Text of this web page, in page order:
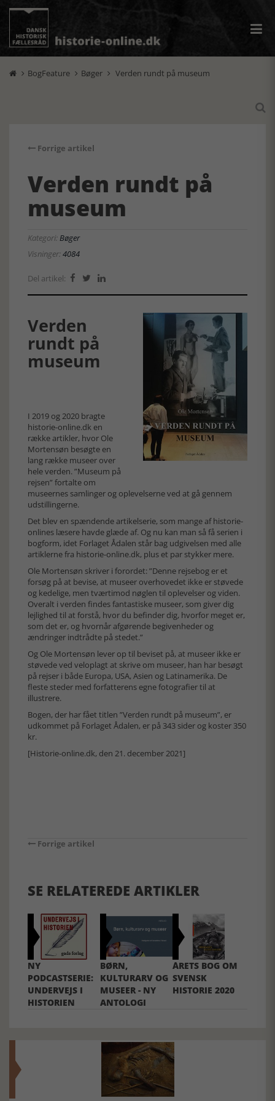
 BogFeature  Bøger  Verden rundt på museum

Forrige artikel
Verden rundt på
museum
Kategori:Bøger
Visninger:4084
Del artikel:   
Verden
rundt på
museum
I 2019 og 2020 bragte
historie-online.dk en
række artikler, hvor Ole
Mortensøn besøgte en
lang række museer over
hele verden. ”Museum på
rejsen” fortalte om
museernes samlinger og oplevelserne ved at gå gennem
udstillingerne.
Det blev en spændende artikelserie, som mange af historie-
onlines læsere havde glæde af. Og nu kan man så få serien i
bogform, idet Forlaget Ådalen står bag udgivelsen med alle
artiklerne fra historie-online.dk, plus et par stykker mere.
Ole Mortensøn skriver i forordet: ”Denne rejsebog er et
forsøg på at bevise, at museer overhovedet ikke er støvede
og kedelige, men tværtimod nøglen til oplevelser og viden.
Overalt i verden findes fantastiske museer, som giver dig
lejlighed til at forstå, hvor du befinder dig, hvorfor meget er,
som det er, og hvornår afgørende begivenheder og
ændringer indtrådte på stedet.”
Og Ole Mortensøn lever op til beviset på, at museer ikke er
støvede ved veloplagt at skrive om museer, han har besøgt
på rejser i både Europa, USA, Asien og Latinamerika. De
fleste steder med forfatterens egne fotografier til at
illustrere.
Bogen, der har fået titlen ”Verden rundt på museum”, er
udkommet på Forlaget Ådalen, er på 343 sider og koster 350
kr.
[Historie-online.dk, den 21. december 2021]
Forrige artikel
SE RELATEREDE ARTIKLER
NY
PODCASTSERIE:
UNDERVEJS I
HISTORIEN
BØRN,
KULTURARV OG
MUSEER - NY
ANTOLOGI
ÅRETS BOG OM
SVENSK
HISTORIE 2020